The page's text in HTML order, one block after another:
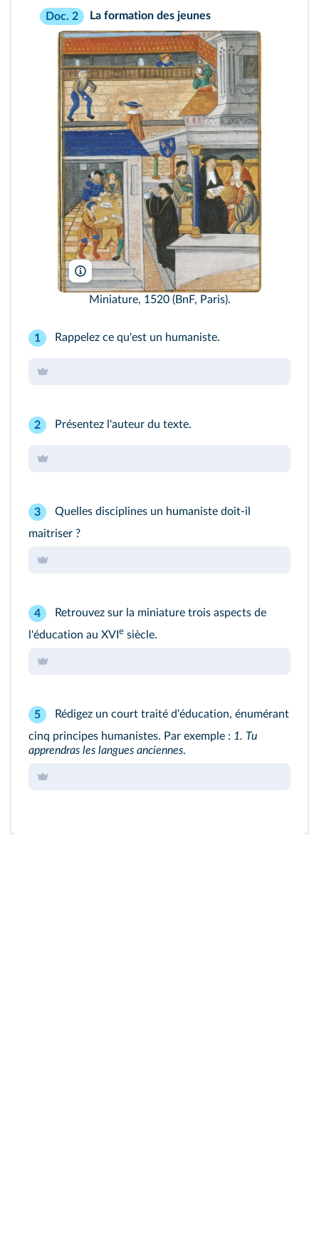
Doc. 2 La formation des jeunes
BNF
Miniature, 1520 (BnF, Paris).
1 Rappelez ce qu'est un humaniste.
2 Présentez l'auteur du texte.
3
Quelles disciplines un humaniste doit-il
maitriser ?
4
Retrouvez sur la miniature trois aspects de
l'éducation au XVI e siècle.
5
Rédigez un court traité d'éducation, énumérant
cinq principes humanistes. Par exemple : 1. Tu
apprendras les langues anciennes.